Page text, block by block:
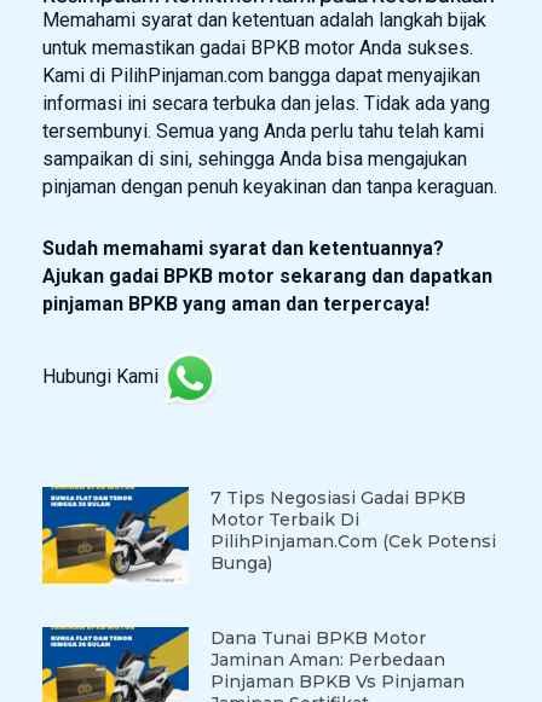
Memahami syarat dan ketentuan adalah langkah bijak
untuk memastikan gadai BPKB motor Anda sukses.
Kami di PilihPinjaman.com bangga dapat menyajikan
informasi ini secara terbuka dan jelas. Tidak ada yang
tersembunyi. Semua yang Anda perlu tahu telah kami
sampaikan di sini, sehingga Anda bisa mengajukan
pinjaman dengan penuh keyakinan dan tanpa keraguan.
Sudah memahami syarat dan ketentuannya?
Ajukan gadai BPKB motor sekarang dan dapatkan
pinjaman BPKB yang aman dan terpercaya!
Hubungi Kami
7 Tips Negosiasi Gadai BPKB
Motor Terbaik Di
PilihPinjaman.com (Cek Potensi
Bunga)
Dana Tunai BPKB Motor
Jaminan Aman: Perbedaan
Pinjaman BPKB Vs Pinjaman